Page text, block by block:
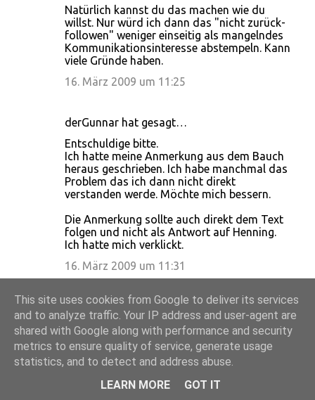
Natürlich kannst du das machen wie du
willst. Nur würd ich dann das "nicht zurück-
followen" weniger einseitig als mangelndes
Kommunikationsinteresse abstempeln. Kann
viele Gründe haben.
16. März 2009 um 11:25
derGunnar hat gesagt…
Entschuldige bitte.
Ich hatte meine Anmerkung aus dem Bauch
heraus geschrieben. Ich habe manchmal das
Problem das ich dann nicht direkt
verstanden werde. Möchte mich bessern.
Die Anmerkung sollte auch direkt dem Text
folgen und nicht als Antwort auf Henning.
Ich hatte mich verklickt.
16. März 2009 um 11:31
Carahat gesagt…
Danke für die Möglichkeit zur Einsicht und
die Erläuterungen zu Deiner Praxis des
Follower Handlings.
Sicher setzt jeder andere Schwerpunkte und
hat auch für seinen eigenen Auftritt bei
This site uses cookies from Google to deliver its services
and to analyze traffic. Your IP address and user-agent are
shared with Google along with performance and security
metrics to ensure quality of service, generate usage
statistics, and to detect and address abuse.
LEARN MORE
GOT IT